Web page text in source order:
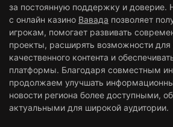
за постоянную поддержку и доверие.
с онлайн казино Вавада позволяет
игрокам, помогает развивать
проекты, расширять возможности для
качественного контента и
платформы. Благодаря совместным
продолжаем улучшать
новости региона более доступными,
актуальными для широкой аудитории.